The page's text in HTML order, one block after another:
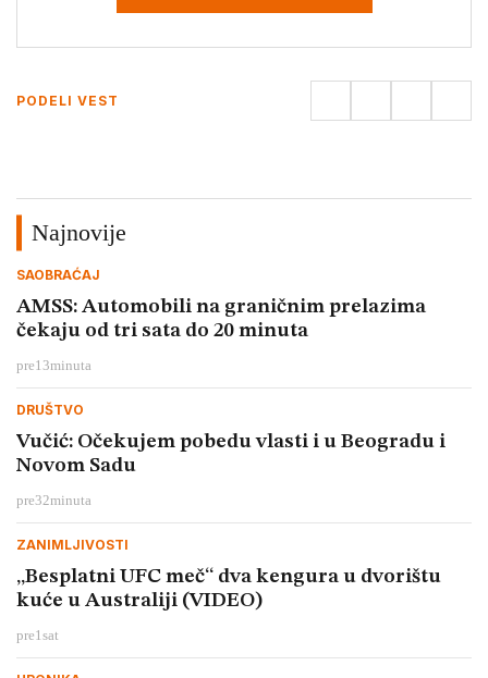
PODELI VEST
Najnovije
SAOBRAĆAJ
AMSS: Automobili na graničnim prelazima
čekaju od tri sata do 20 minuta
pre13minuta
DRUŠTVO
Vučić: Očekujem pobedu vlasti i u Beogradu i
Novom Sadu
pre32minuta
ZANIMLJIVOSTI
„Besplatni UFC meč“ dva kengura u dvorištu
kuće u Australiji (VIDEO)
pre1sat